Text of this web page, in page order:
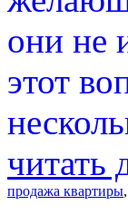
они не
этот
читать
продажа квартиры,